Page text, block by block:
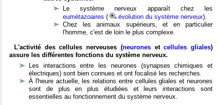
Le système nerveux apparaît chez les
eumétazoaires ( évolution du système nerveux).
Chez les animaux supérieurs, et en particulier
l'homme, c'est de loin le plus complexe.
L'activité des cellules nerveuses (neuronesetcellules gliales)
assure les différentes fonctions du système nerveux.
Les interactions entre les neurones (synapses chimiques et
électriques) sont bien connues et ont focalisé les recherches.
À l'heure actuelle, les relations entre cellules gliales et neurones
sont de plus en plus étudiées et leurs interactions sont
essentielles au fonctionnement du système nerveux.